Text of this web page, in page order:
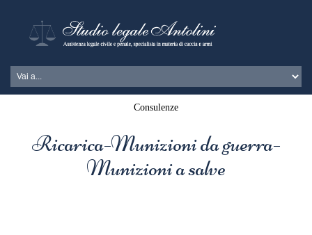
Consulenze
Ricarica-Munizioni da guerra-
Munizioni a salve